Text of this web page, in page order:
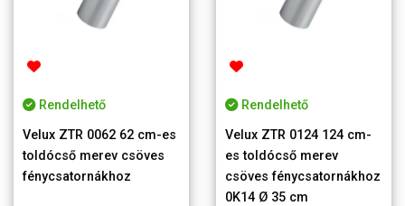
Rendelhető
Velux ZTR 0062 62 cm-es
toldócső merev csöves
fénycsatornákhoz
Rendelhető
Velux ZTR 0124 124 cm-
es toldócső merev
csöves fénycsatornákhoz
0K14 Ø 35 cm